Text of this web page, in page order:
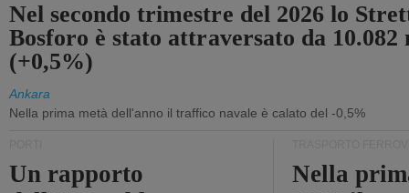
Nel secondo trimestre del 2026 lo
Bosforo è stato attraversato da 10.082
(+0,5%)
Ankara
Nella prima metà dell'anno il traffico navale è calato del -0,5%
Un rapporto
Nella